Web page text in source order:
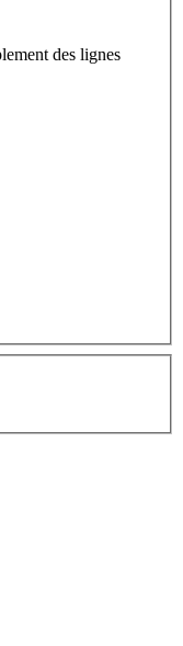
des lignes